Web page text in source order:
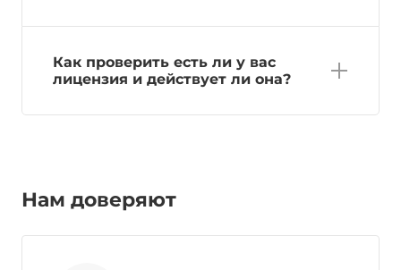
Как проверить есть ли у вас
лицензия и действует ли она?
Нам доверяют